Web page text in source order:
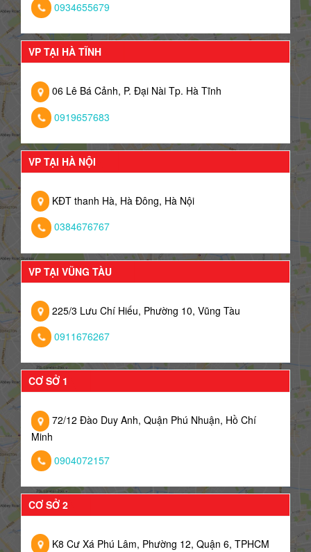
0934655679
VP TẠI HÀ TĨNH
06 Lê Bá Cảnh, P. Đại Nài Tp. Hà Tĩnh
0919657683
VP TẠI HÀ NỘI
KĐT thanh Hà, Hà Đông, Hà Nội
0384676767
VP TẠI VŨNG TÀU
225/3 Lưu Chí Hiếu, Phường 10, Vũng Tàu
0911676267
CƠ SỞ 1
72/12 Đào Duy Anh, Quận Phú Nhuận, Hồ Chí
Minh
0904072157
CƠ SỞ 2
K8 Cư Xá Phú Lâm, Phường 12, Quận 6, TPHCM